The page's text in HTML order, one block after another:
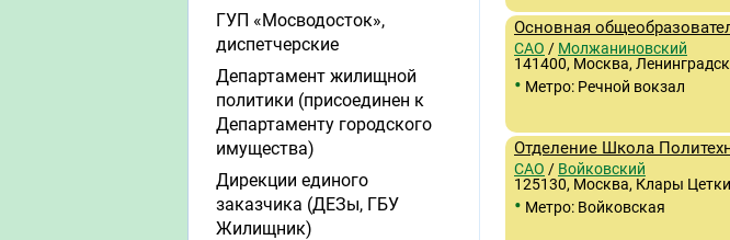
Основная
САО / Молжаниновский
141400, Москва,
• Метро: Речной вокзал
Отделение Школа
САО / Войковский
125130, Москва, Клары
• Метро: Войковская
ГУП «Мосводосток»,
диспетчерские
Департамент жилищной
политики (присоединен к
Департаменту городского
имущества)
Дирекции единого
заказчика (ДЕЗы, ГБУ
Жилищник)